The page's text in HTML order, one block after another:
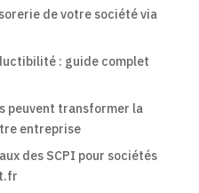
de votre société via
: guide complet
peuvent transformer la
entreprise
des SCPI pour sociétés